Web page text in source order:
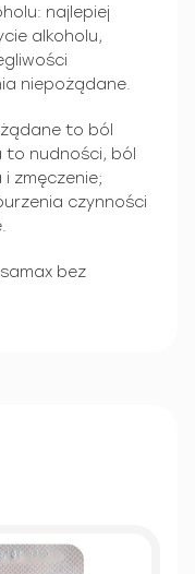
najlepiej
alkoholu,
niepożądane.
to ból
to nudności, ból
zmęczenie;
czynności
bez